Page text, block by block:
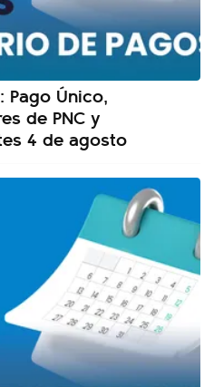
Pago Único,
de PNC y
4 de agosto